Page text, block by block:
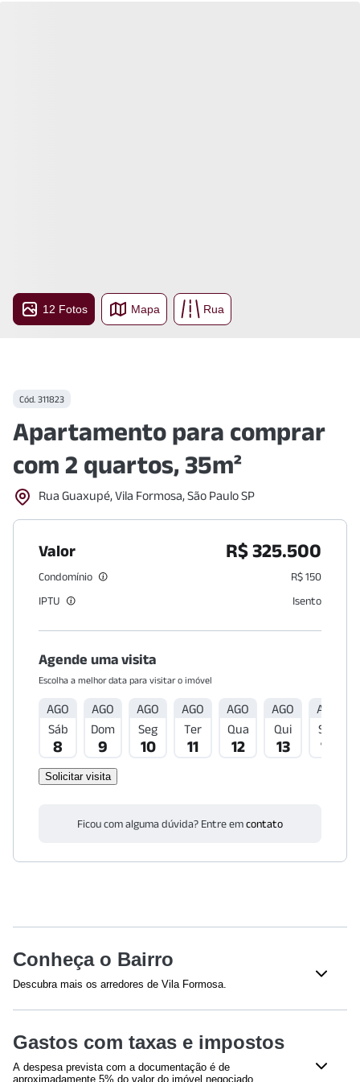
12 Fotos Mapa Rua
Cód. 311823
Apartamento para comprar
com 2 quartos, 35m²
Rua Guaxupé, Vila Formosa, São Paulo SP
Valor R$ 325.500
Condomínio
R$ 150
IPTU
Isento
Agende uma visita
Escolha a melhor data para visitar o imóvel
AGO
Sáb
8
AGO
Dom
9
AGO
Seg
10
AGO
Ter
11
AGO
Qua
12
AGO
Qui
13
AGO
Sex
14
Solicitar visita
Ficou com alguma dúvida? Entre emcontato
Conheça o Bairro
Descubra mais os arredores de Vila Formosa.
Shopping Anália Franco(997m)
Educação
Gastos com taxas e impostos
A despesa prevista com a documentação é de
aproximadamente 5% do valor do imóvel negociado,